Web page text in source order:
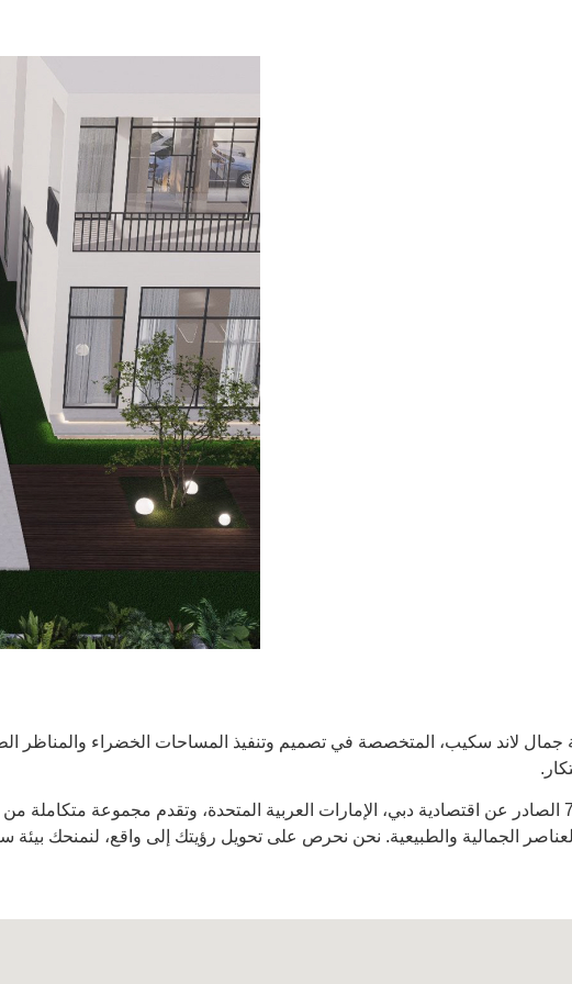
جمال لاند سكيب، المتخصصة في تصميم وتنفيذ المساحات الخضراء والمناظر
تعمل جمال لاند سكيب بموجب الترخيص رقم 746145 الصادر عن اقتصادية دبي، الإمارات العربية
الجمالية والطبيعية. نحن نحرص على تحويل رؤيتك إلى واقع، لنمنحك بيئة